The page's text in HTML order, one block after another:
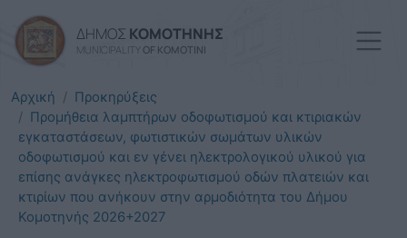
ΔΗΜΟΣ ΚΟΜΟΤΗΝΗΣ
MUNICIPALITY OF KOMOTINI
Αρχική
Προκηρύξεις
Προμήθεια λαμπτήρων οδοφωτισμού και κτιριακών
εγκαταστάσεων, φωτιστικών σωμάτων υλικών
οδοφωτισμού και εν γένει ηλεκτρολογικού υλικού για
επίσης ανάγκες ηλεκτροφωτισμού οδών πλατειών και
κτιρίων που ανήκουν στην αρμοδιότητα του Δήμου
Κομοτηνής 2026+2027